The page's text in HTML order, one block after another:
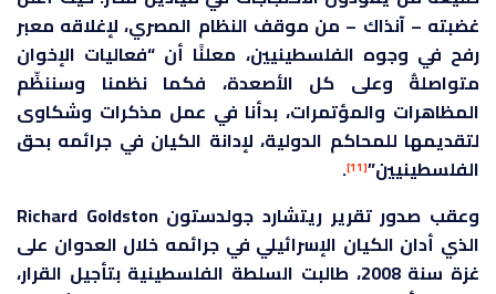
غضبته – آنذاك – من موقف النظام المصري، لإغلاقه معبر
رفح في وجوه الفلسطينيين، معلنًا أن “فعاليات الإخوان
متواصلةٌ وعلى كل الأصعدة، فكما نظمنا وسننظِّم
المظاهرات والمؤتمرات، بدأنا في عمل مذكرات وشكاوى
لتقديمها للمحاكم الدولية، لإدانة الكيان في جرائمه بحق
الفلسطينيين”[11]
.
وعقب صدور تقرير ريتشارد جولدستون Richard Goldston
الذي أدان الكيان الإسرائيلي في جرائمه خلال العدوان على
غزة سنة 2008، طالبت السلطة الفلسطينية بتأجيل القرار،